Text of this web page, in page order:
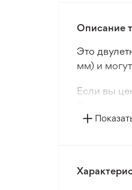
Описание
Это
мм) и
Если вы
широкий